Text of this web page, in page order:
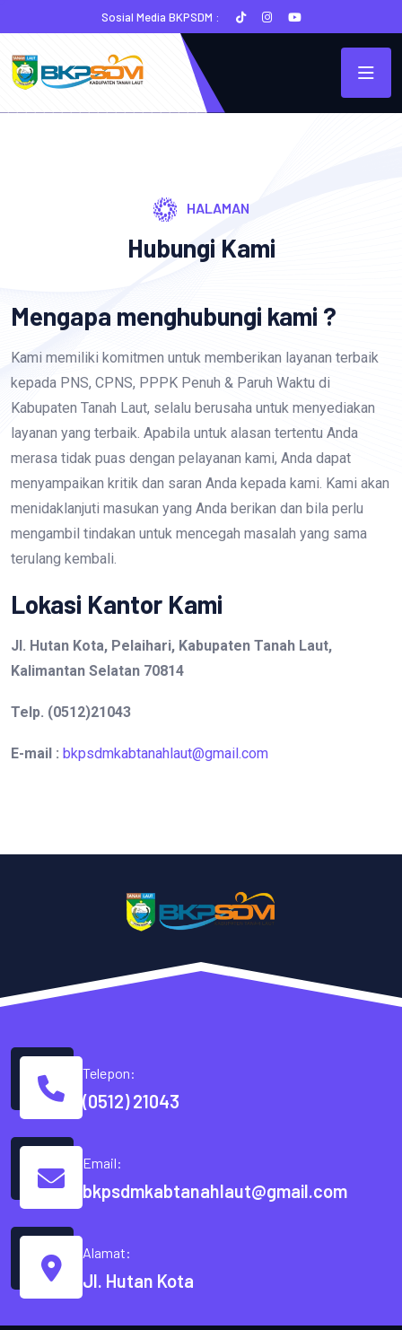
Sosial Media BKPSDM :
HALAMAN
Hubungi Kami
Mengapa menghubungi kami ?
Kami memiliki komitmen untuk memberikan layanan terbaik
kepada PNS, CPNS, PPPK Penuh & Paruh Waktu di
Kabupaten Tanah Laut, selalu berusaha untuk menyediakan
layanan yang terbaik. Apabila untuk alasan tertentu Anda
merasa tidak puas dengan pelayanan kami, Anda dapat
menyampaikan kritik dan saran Anda kepada kami. Kami akan
menidaklanjuti masukan yang Anda berikan dan bila perlu
mengambil tindakan untuk mencegah masalah yang sama
terulang kembali.
Lokasi Kantor Kami
Jl. Hutan Kota, Pelaihari, Kabupaten Tanah Laut,
Kalimantan Selatan 70814
Telp. (0512)21043
E-mail : bkpsdmkabtanahlaut@gmail.com
Telepon:
(0512) 21043
Email:
bkpsdmkabtanahlaut@gmail.com
Alamat:
Jl. Hutan Kota